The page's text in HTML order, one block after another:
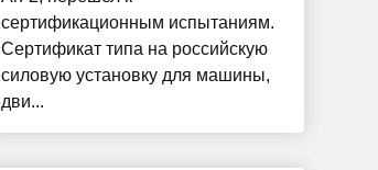
сертификационным испытаниям.
Сертификат типа на российскую
силовую установку для машины,
дви...